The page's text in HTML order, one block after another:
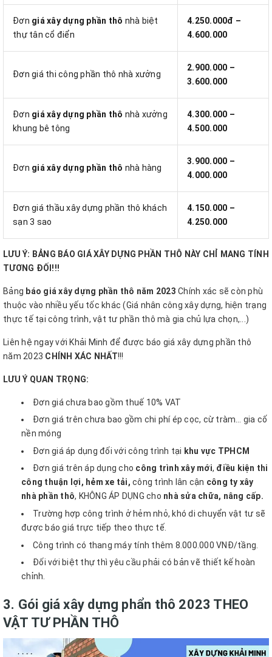
Đơn giá xây dựng phần thô nhà biệt
thự tân cổ điển
4.250.000đ –
4.600.000
Đơn giá thi công phần thô nhà xưởng
2.900.000 –
3.600.000
Đơn giá xây dựng phần thô nhà xưởng
khung bê tông
4.300.000 –
4.500.000
Đơn giá xây dựng phần thô nhà hàng
3.900.000 –
4.000.000
Đơn giá thầu xây dựng phần thô khách
sạn 3 sao
4.150.000 –
4.250.000
LƯU Ý: BẢNG BÁO GIÁ XÂY DỰNG PHẦN THÔ NÀY CHỈ MANG TÍNH
TƯƠNG ĐỐI!!!
Bảng báo giá xây dựng phần thô năm 2023 Chính xác sẽ còn phù
thuộc vào nhiều yếu tốc khác (Giá nhân công xây dựng, hiện trạng
thực tế tại công trình, vật tư phần thô mà gia chủ lựa chọn,...)
Liên hệ ngay với Khải Minh để được báo giá xây dựng phần thô
năm 2023 CHÍNH XÁC NHẤT!!!
LƯU Ý QUAN TRỌNG:
Đơn giá chưa bao gồm thuế 10% VAT
Đơn giá trên chưa bao gồm chi phí ép cọc, cừ tràm… gia cố
nền móng
Đơn giá áp dụng đối với công trình tại khu vực TPHCM
Đơn giá trên áp dụng cho công trình xây mới, điều kiện thi
công thuận lợi, hẻm xe tải, công trình lân cận công ty xây
nhà phần thô, KHÔNG ÁP DỤNG cho nhà sửa chữa, nâng cấp.
Trường hợp công trình ở hẻm nhỏ, khó di chuyển vật tư sẽ
được báo giá trực tiếp theo thực tế.
Công trình có thang máy tính thêm 8.000.000 VNĐ/tầng.
Đối với biệt thự thì yêu cầu phải có bản vẽ thiết kế hoàn
chỉnh.
3. Gói giá xây dựng phẩn thô 2023 THEO
VẬT TƯ PHẦN THÔ